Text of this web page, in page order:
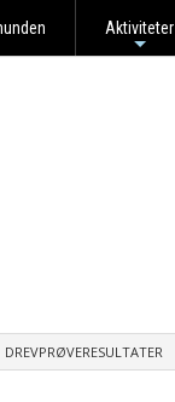
Aktiviteter
DREVPRØVERESULTATER